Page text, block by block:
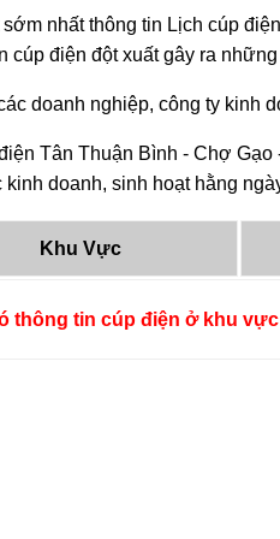
nhất thông tin Lịch cúp
cúp điện đột xuất gây ra
doanh nghiệp, công ty kinh
Tân Thuận Bình - Chợ
kinh doanh, sinh hoạt hằng
Khu Vực
thông tin cúp điện ở khu